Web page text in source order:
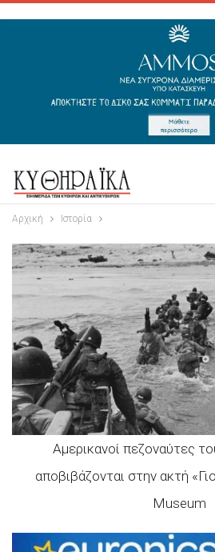
Αρχική Ιστορία
Αμερικανοί πεζοναύτες
αποβιβάζονται στην ακτή
Museum